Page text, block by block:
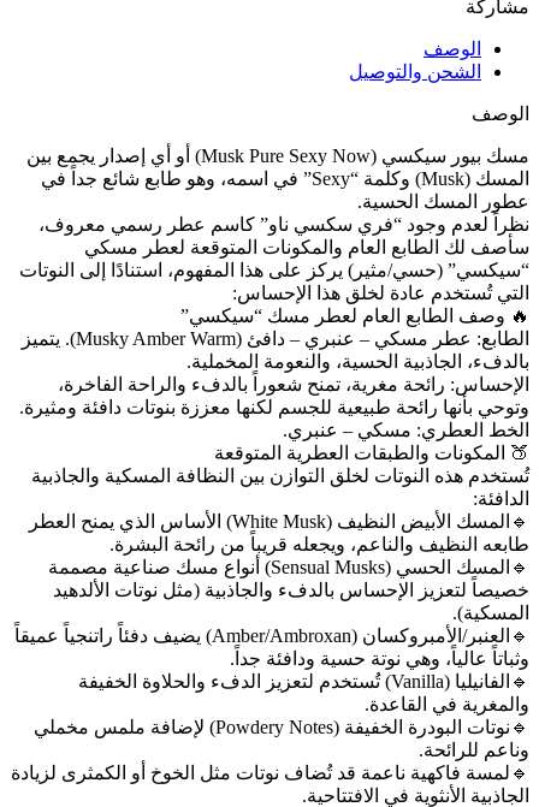
مشاركة
الوصف
الشحن والتوصيل
الوصف
مسك بيور سيكسي (Musk Pure Sexy Now) أو أي إصدار يجمع بين
المسك (Musk) وكلمة “Sexy” في اسمه، وهو طابع شائع جداً في
عطور المسك الحسية.
نظراً لعدم وجود “فري سكسي ناو” كاسم عطر رسمي معروف،
سأصف لك الطابع العام والمكونات المتوقعة لعطر مسكي
“سيكسي” (حسي/مثير) يركز على هذا المفهوم، استنادًا إلى النوتات
التي تُستخدم عادة لخلق هذا الإحساس:
🔥 وصف الطابع العام لعطر مسك “سيكسي”
الطابع: عطر مسكي – عنبري – دافئ (Musky Amber Warm). يتميز
بالدفء، الجاذبية الحسية، والنعومة المخملية.
الإحساس: رائحة مغرية، تمنح شعوراً بالدفء والراحة الفاخرة،
وتوحي بأنها رائحة طبيعية للجسم لكنها معززة بنوتات دافئة ومثيرة.
الخط العطري: مسكي – عنبري.
🍑 المكونات والطبقات العطرية المتوقعة
تُستخدم هذه النوتات لخلق التوازن بين النظافة المسكية والجاذبية
الدافئة:
🔹️المسك الأبيض النظيف (White Musk) الأساس الذي يمنح العطر
طابعه النظيف والناعم، ويجعله قريباً من رائحة البشرة.
🔹️المسك الحسي (Sensual Musks) أنواع مسك صناعية مصممة
خصيصاً لتعزيز الإحساس بالدفء والجاذبية (مثل نوتات الألدهيد
المسكية).
🔹️العنبر/الأمبروكسان (Amber/Ambroxan) يضيف دفئاً راتنجياً عميقاً
وثباتاً عالياً، وهي نوتة حسية ودافئة جداً.
🔹️الفانيليا (Vanilla) تُستخدم لتعزيز الدفء والحلاوة الخفيفة
والمغرية في القاعدة.
🔹️نوتات البودرة الخفيفة (Powdery Notes) لإضافة ملمس مخملي
وناعم للرائحة.
🔹️لمسة فاكهية ناعمة قد تُضاف نوتات مثل الخوخ أو الكمثرى لزيادة
الجاذبية الأنثوية في الافتتاحية.